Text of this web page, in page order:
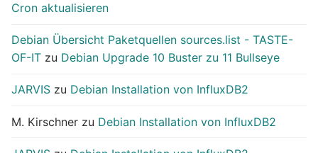
Cron aktualisieren
Debian Übersicht Paketquellen sources.list - TASTE-
OF-IT zu Debian Upgrade 10 Buster zu 11 Bullseye
JARVIS zu Debian Installation von InfluxDB2
M. Kirschner zu Debian Installation von InfluxDB2